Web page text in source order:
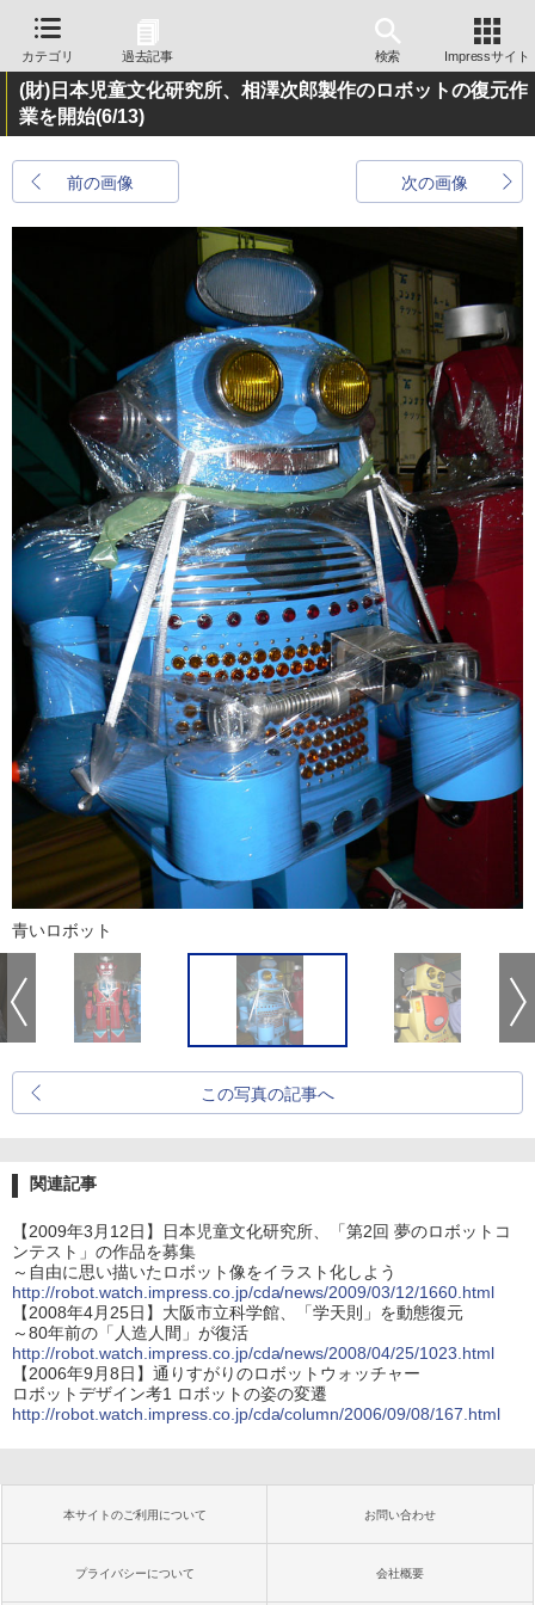
カテゴリ 過去記事 検索 Impressサイト
(財)日本児童文化研究所、相澤次郎製作のロボットの復元作
業を開始(6/13)
前の画像 次の画像
青いロボット
この写真の記事へ
関連記事
【2009年3月12日】日本児童文化研究所、「第2回 夢のロボットコ
ンテスト」の作品を募集
～自由に思い描いたロボット像をイラスト化しよう
http://robot.watch.impress.co.jp/cda/news/2009/03/12/1660.html
【2008年4月25日】大阪市立科学館、「学天則」を動態復元
～80年前の「人造人間」が復活
http://robot.watch.impress.co.jp/cda/news/2008/04/25/1023.html
【2006年9月8日】通りすがりのロボットウォッチャー
ロボットデザイン考1 ロボットの姿の変遷
http://robot.watch.impress.co.jp/cda/column/2006/09/08/167.html
本サイトのご利用について お問い合わせ
プライバシーについて 会社概要